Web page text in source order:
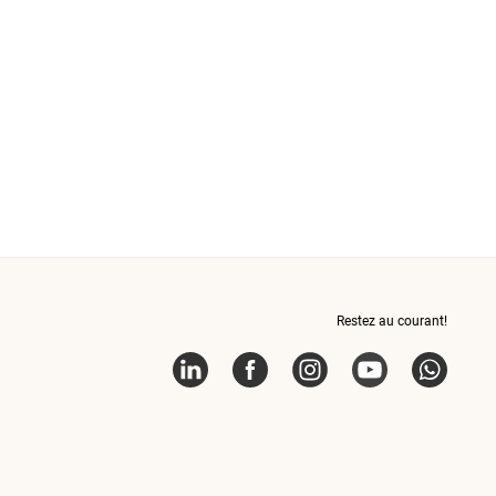
Restez au courant!
LinkedInFacebookInstagramYouTube